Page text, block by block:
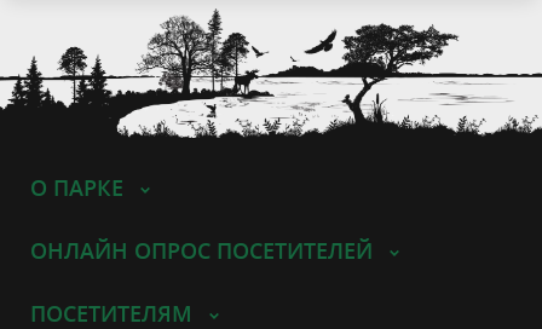
О ПАРКЕ
ОНЛАЙН ОПРОС ПОСЕТИТЕЛЕЙ
ПОСЕТИТЕЛЯМ